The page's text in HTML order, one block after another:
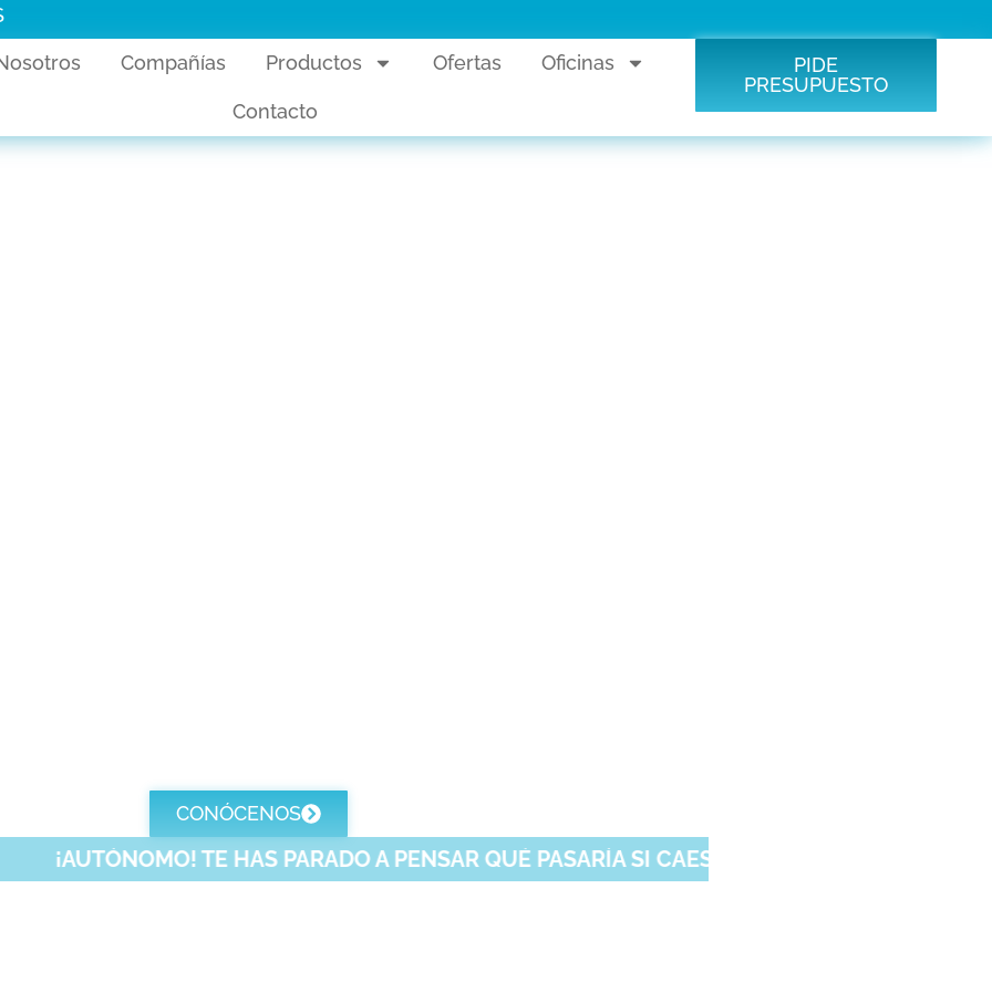
Compañías Productos Ofertas Oficinas
Contacto
PIDE
PRESUPUESTO
CONÓCENOS
TE HAS PARADO A PENSAR QUÉ PASARÍA SI CAES DE BAJA > INFÓRMATE AQUÍ <